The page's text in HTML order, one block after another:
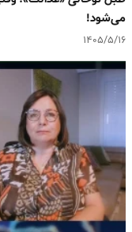
می‌شود!
۱۴۰۵/۵/۱۶